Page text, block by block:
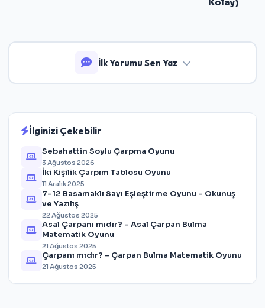
Kolay)
İlk Yorumu Sen Yaz
İlginizi Çekebilir
Sebahattin Soylu Çarpma Oyunu
3 Ağustos 2026
İki Kişilik Çarpım Tablosu Oyunu
11 Aralık 2025
7–12 Basamaklı Sayı Eşleştirme Oyunu – Okunuş
ve Yazılış
22 Ağustos 2025
Asal Çarpanı mıdır? – Asal Çarpan Bulma
Matematik Oyunu
21 Ağustos 2025
Çarpanı mıdır? – Çarpan Bulma Matematik Oyunu
21 Ağustos 2025